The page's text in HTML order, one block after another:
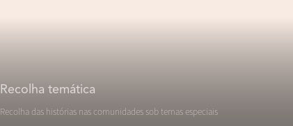
Recolha temática
Recolha das histórias nas comunidades sob temas especiais